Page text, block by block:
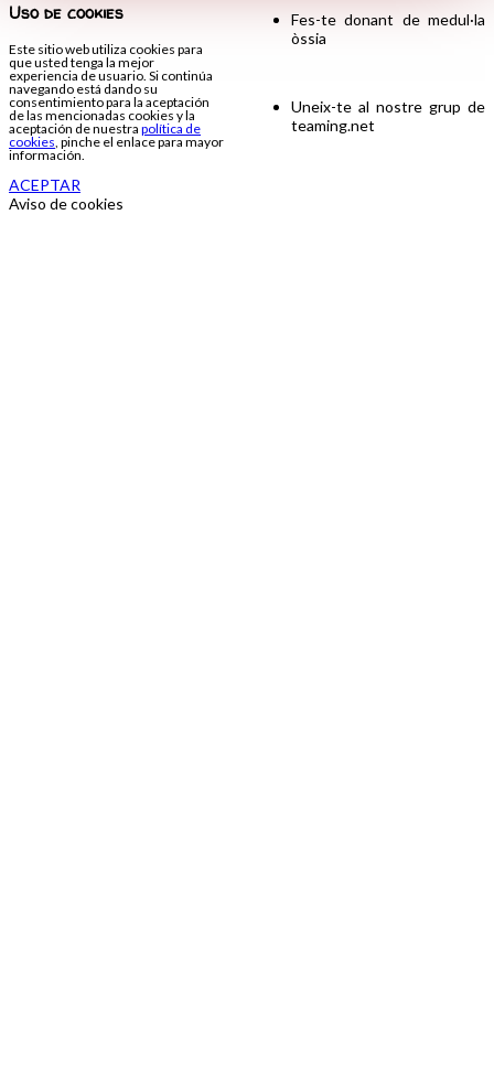
Fes-te donant de medul·la
òssia
Uneix-te al nostre grup de
teaming.net
Uso de cookies
Este sitio web utiliza cookies para
que usted tenga la mejor
experiencia de usuario. Si continúa
navegando está dando su
consentimiento para la aceptación
de las mencionadas cookies y la
aceptación de nuestra política de
cookies, pinche el enlace para mayor
información.
ACEPTAR
Aviso de cookies